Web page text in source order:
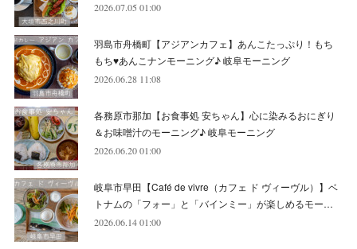
(6) 2026.07.05 01:00
羽島市舟橋町【アジアンカフェ】あんこたっぷり！もち
もち♥あんこナンモーニング♪ 岐阜モーニング
2026.06.28 11:08
各務原市那加【お食事処 安ちゃん】心に染みるおにぎり
＆お味噌汁のモーニング♪ 岐阜モーニング
2026.06.20 01:00
岐阜市早田【Café de vivre（カフェ ド ヴィーヴル）】ベ
トナムの「フォー」と「バインミー」が楽しめるモー…
2026.06.14 01:00